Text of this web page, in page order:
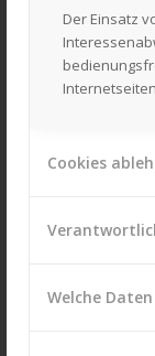
Der Einsatz
Cookies
Welche
Ersatzteile
Verleih
Zubehör rund
Besuchen